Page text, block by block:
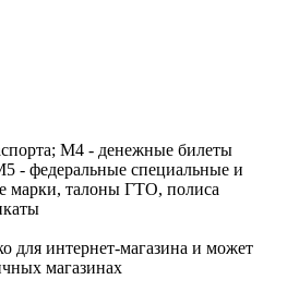
М4 - денежные билеты
- федеральные специальные и
марки, талоны ГТО, полиса
для интернет-магазина и может
магазинах